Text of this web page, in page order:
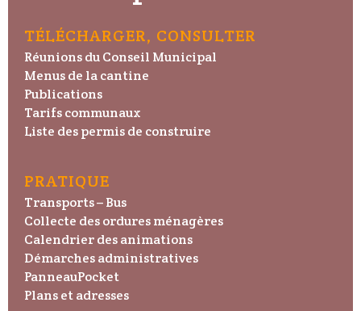
TÉLÉCHARGER, CONSULTER
Réunions du Conseil Municipal
Menus de la cantine
Publications
Tarifs communaux
Liste des permis de construire
PRATIQUE
Transports – Bus
Collecte des ordures ménagères
Calendrier des animations
Démarches administratives
PanneauPocket
Plans et adresses